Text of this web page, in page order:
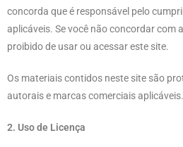
concorda que é responsável pelo
aplicáveis. Se você não concordar com
proibido de usar ou acessar este site.
Os materiais contidos neste site são
autorais e marcas comerciais aplicáveis.
2. Uso de Licença